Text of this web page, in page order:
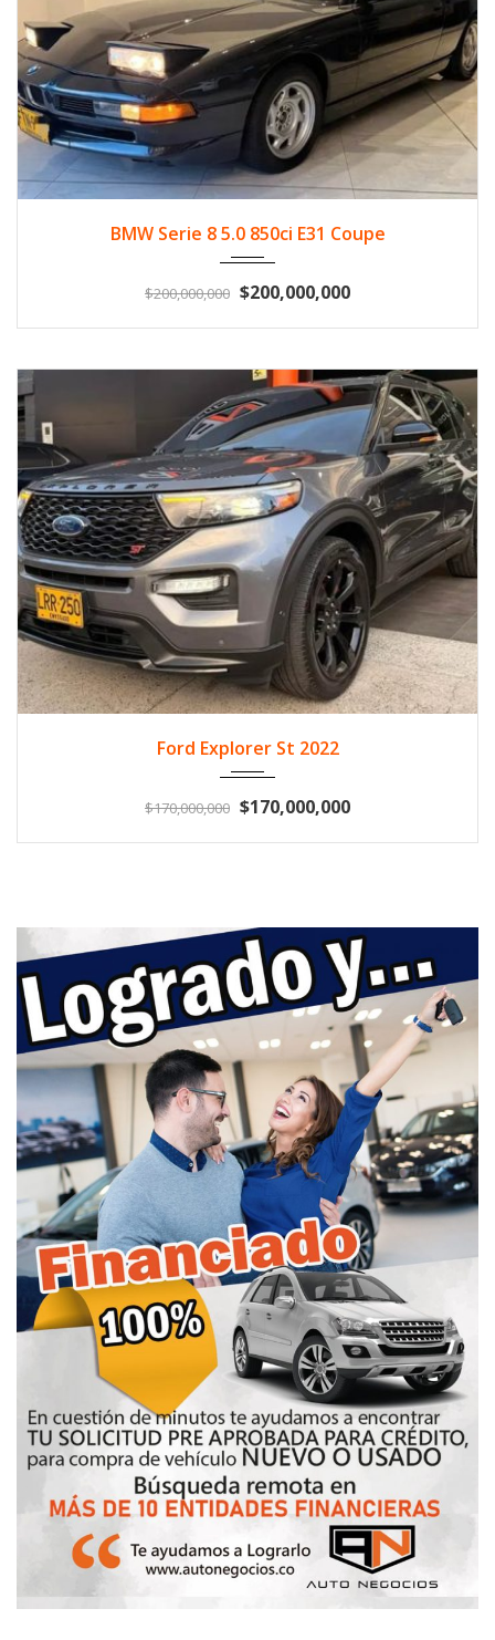
BMW Serie 8 5.0 850ci E31 Coupe
$200,000,000 $200,000,000
Ford Explorer St 2022
$170,000,000 $170,000,000